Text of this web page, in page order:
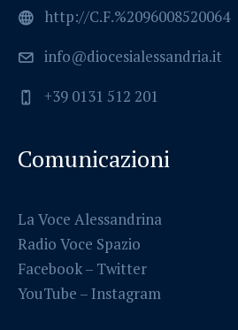
http://C.F.%2096008520064
info@diocesialessandria.it
+39 0131 512 201
Comunicazioni
La Voce Alessandrina
Radio Voce Spazio
Facebook– Twitter
YouTube – Instagram